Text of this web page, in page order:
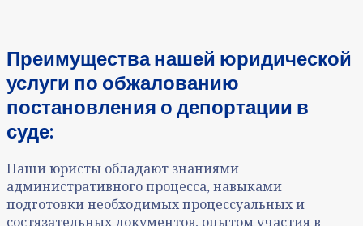
Преимущества нашей юридической
услуги по обжалованию
постановления о депортации в
суде:
Наши юристы обладают знаниями
административного процесса, навыками
подготовки необходимых процессуальных и
состязательных документов, опытом участия в